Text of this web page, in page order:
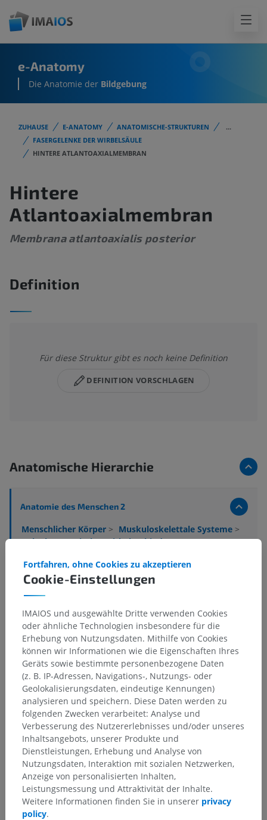
e-Anatomy
Die Anatomie der Bildgebung
ZUHAUSE E-ANATOMY ANATOMISCHE-STRUKTUREN
...
FASERGELENKE DER WIRBELSÄULE
HINTERE ATLANTOAXIALMEMBRAN
Hintere
Atlantoaxialmembran
Membrana atlantoaxialis posterior
Definition
Für diese Struktur gibt es noch keine Definition
DEFINITION VORSCHLAGEN
Anatomische Hierarchie
Anatomie des Menschen 2
Menschlicher Körper > Muskuloskelettale Systeme >
Gelenke> Zwischenwirbelverbindungen>
Hintere Atlantoaxialmembran
Darunterliegende Strukturen:
Übersetzungen
Sie haben einen Fehler gefunden?
Sie können gerne eine Berichtigung, Übersetzung oder
inhaltliche Verbesserung vorschlagen.
Ein Problem melden
Cookie-Einstellungen
Fortfahren, ohne Cookies zu akzeptieren
IMAIOS und ausgewählte Dritte verwenden Cookies
oder ähnliche Technologien insbesondere für die
Erhebung von Nutzungsdaten. Mithilfe von Cookies
können wir Informationen wie die Eigenschaften Ihres
Geräts sowie bestimmte personenbezogene Daten
(z. B. IP-Adressen, Navigations-, Nutzungs- oder
Geolokalisierungsdaten, eindeutige Kennungen)
analysieren und speichern. Diese Daten werden zu
folgenden Zwecken verarbeitet: Analyse und
Verbesserung des Nutzererlebnisses und/oder unseres
Inhaltsangebots, unserer Produkte und
Dienstleistungen, Erhebung und Analyse von
Nutzungsdaten, Interaktion mit sozialen Netzwerken,
Anzeige von personalisierten Inhalten,
Leistungsmessung und Attraktivität der Inhalte.
Weitere Informationen finden Sie in unserer privacy
policy.